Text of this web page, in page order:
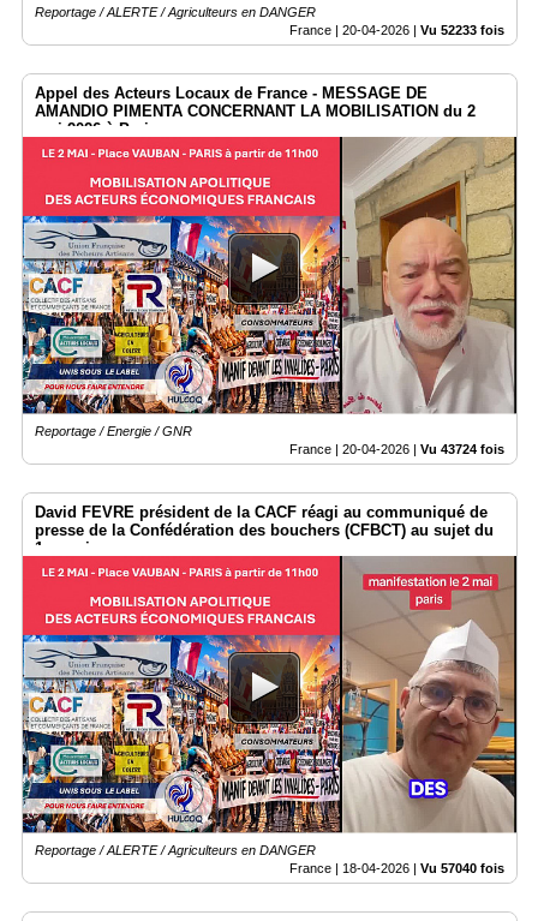
Reportage / ALERTE / Agriculteurs en DANGER
France | 20-04-2026 | Vu 52233 fois
Appel des Acteurs Locaux de France - MESSAGE DE
AMANDIO PIMENTA CONCERNANT LA MOBILISATION du 2
mai 2026 à Paris.
Reportage / Energie / GNR
France | 20-04-2026 | Vu 43724 fois
David FEVRE président de la CACF réagi au communiqué de
presse de la Confédération des bouchers (CFBCT) au sujet du
1er mai
Reportage / ALERTE / Agriculteurs en DANGER
France | 18-04-2026 Vu 57040 fois